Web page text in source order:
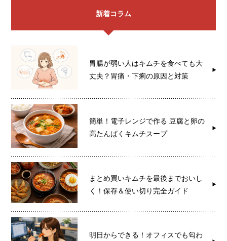
新着コラム
胃腸が弱い人はキムチを食べても大
丈夫？胃痛・下痢の原因と対策
簡単！電子レンジで作る 豆腐と卵の
高たんぱくキムチスープ
まとめ買いキムチを最後までおいし
く！保存＆使い切り完全ガイド
明日からできる！オフィスでも匂わ